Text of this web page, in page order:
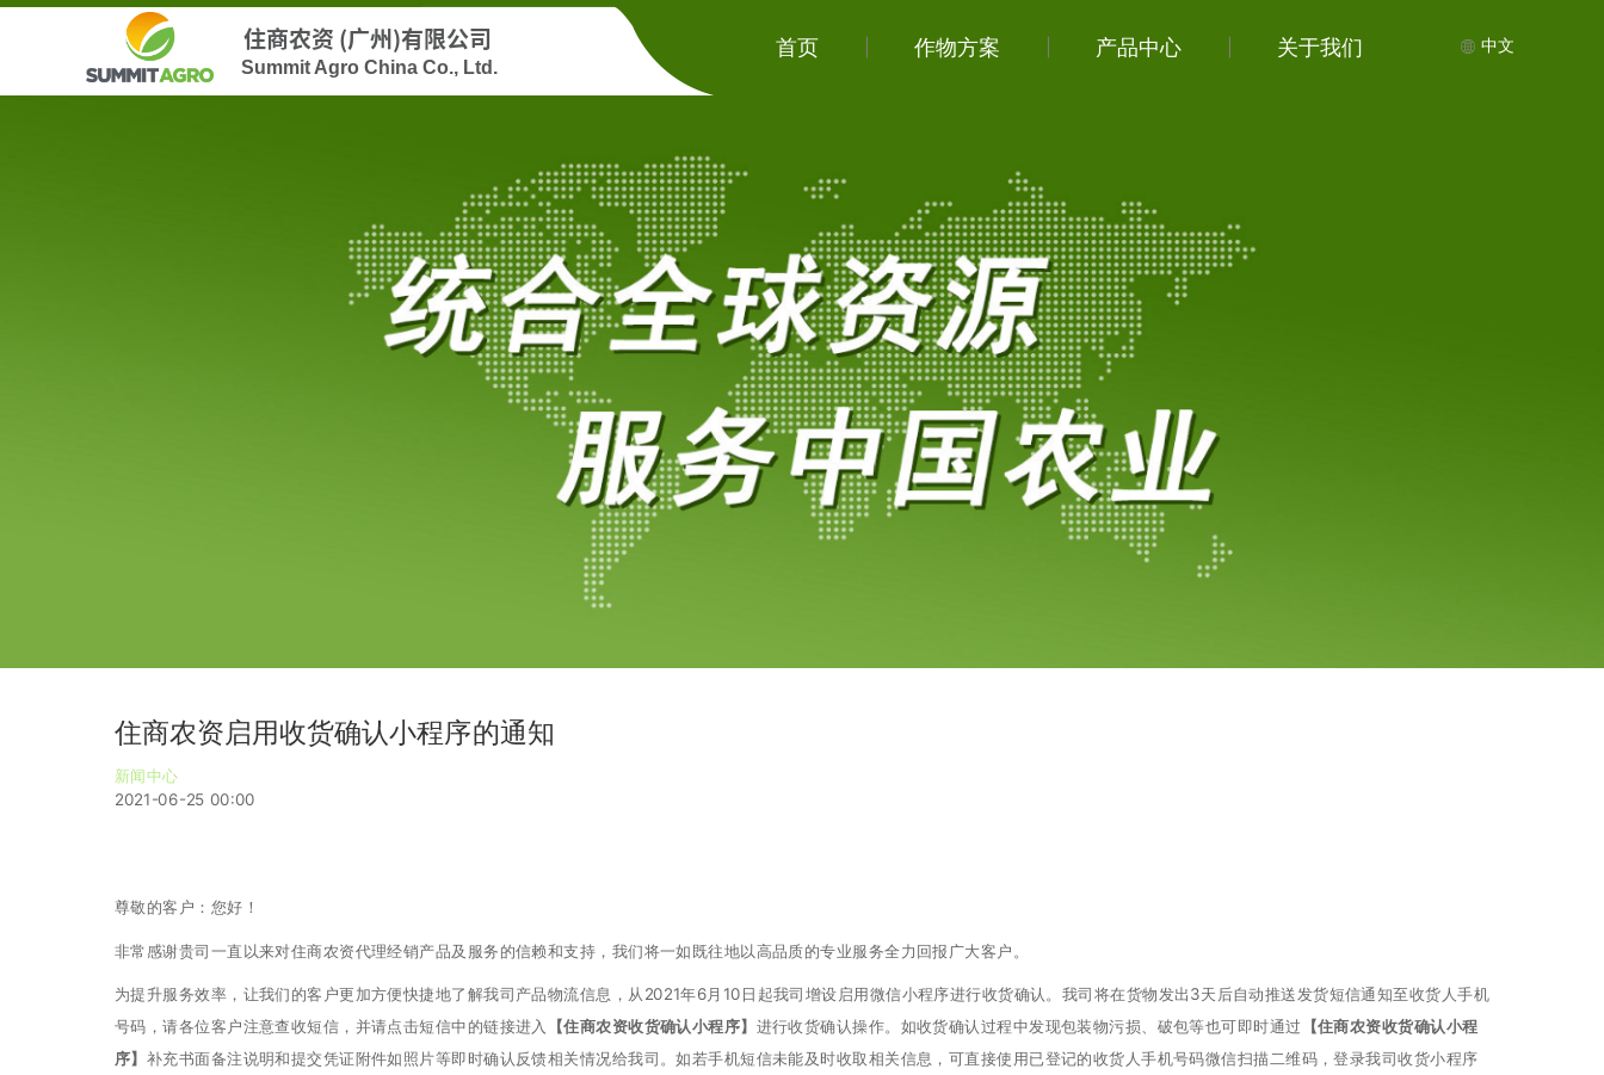
首页 作物方案 产品中心 关于我们
住商农资 (广州)有限公司
Summit Agro China Co., Ltd.
中文
住商农资启用收货确认小程序的通知
新闻中心
2021-06-25 00:00
尊敬的客户：您好！
非常感谢贵司一直以来对住商农资代理经销产品及服务的信赖和支持，我们将一如既往地以高品质的专业服务全力回报广大客户。
为提升服务效率，让我们的客户更加方便快捷地了解我司产品物流信息，从2021年6月10日起我司增设启用微信小程序进行收货确认。我司将在货物发出3天后自动推送发货短信通知至收货人手机
号码，请各位客户注意查收短信，并请点击短信中的链接进入 【住商农资收货确认小程序】 进行收货确认操作。如收货确认过程中发现包装物污损、破包等也可即时通过 【住商农资收货确认小程
序】 补充书面备注说明和提交凭证附件如照片等即时确认反馈相关情况给我司。如若手机短信未能及时收取相关信息，可直接使用已登记的收货人手机号码微信扫描二维码，登录我司收货小程序